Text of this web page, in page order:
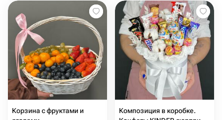
Корзина с фруктами и
Композиция в коробке.